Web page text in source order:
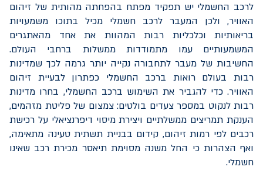
לרכב החשמלי יש תפקיד מפתח בהפחתה מהותית של זיהום
האוויר, ולכן המעבר לרכב חשמלי מכיל בתוכו משמעויות
בריאותיות וכלכליות רבות המהוות את אחד מהאתגרים
המשמעותיים עמו מתמודדות ממשלות ברחבי העולם.
החשיבות של מעבר לתחבורה נקייה יותר גרמה לכך שמדינות
רבות בעולם רואות ברכב החשמלי כפתרון לבעיית זיהום
האוויר. כדי להגביר את השימוש ברכב החשמלי, בחרו מדינות
רבות לנקוט במספר צעדים בולטים: צמצום של פליטת מזהמים,
הענקת תמריצים ממשלתיים ויצירת מיסוי דיפרנציאלי על רכישת
רכבים לפי רמות זיהום, קידום בבניית תשתית טעינה מתאימה,
ואף הצהרות כי החל משנה מסוימת תיאסר מכירת רכב שאינו
חשמלי.